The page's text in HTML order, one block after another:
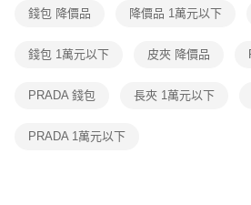
後付繳納相關費用。
客戶支援中心」 https://
【注意事項】
權轉讓予恩沛科技股份有限公司。
免運費
宅配
錢包 降價品 降價品 1萬元以下
錢包 1萬元以下 皮夾 降價品
PRADA 錢包 長夾 1萬元以下
PRADA 1萬元以下